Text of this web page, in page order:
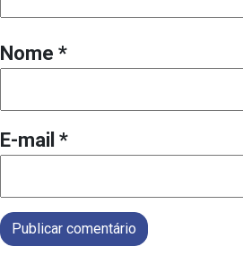
Nome *
E-mail *
Publicar comentário